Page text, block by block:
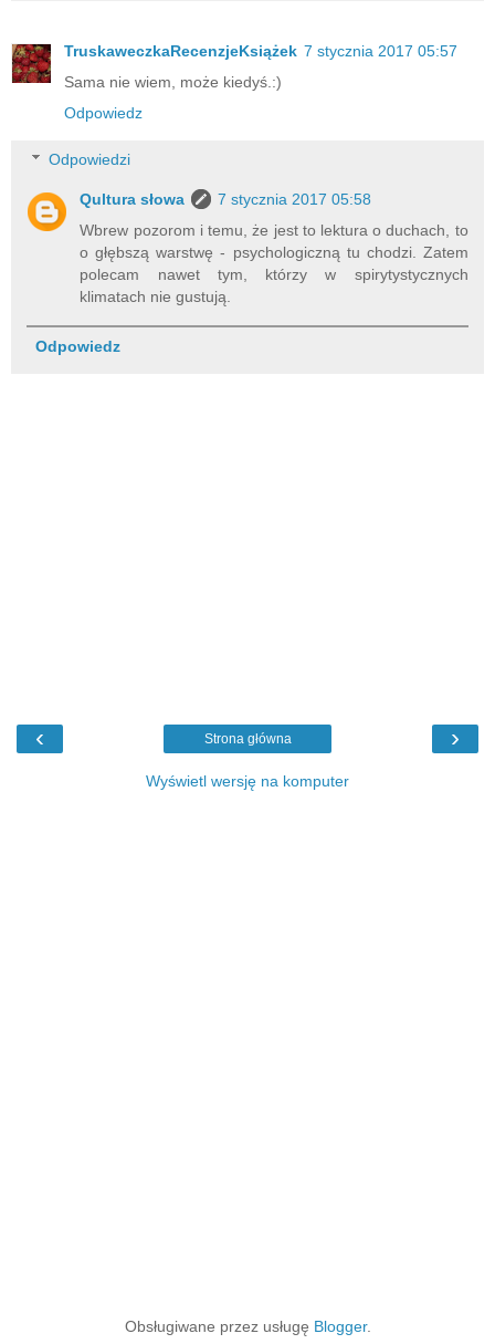
TruskaweczkaRecenzjeKsiążek 7 stycznia 2017 05:57
Sama nie wiem, może kiedyś.:)
Odpowiedz
Odpowiedzi
Qultura słowa
7 stycznia 2017 05:58
Wbrew pozorom i temu, że jest to lektura o duchach, to
o głębszą warstwę - psychologiczną tu chodzi. Zatem
polecam nawet tym, którzy w spirytystycznych
klimatach nie gustują.
Odpowiedz
‹ ›
Strona główna
Wyświetl wersję na komputer
Obsługiwane przez usługę Blogger.